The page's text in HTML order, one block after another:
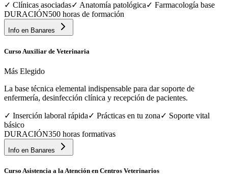
✓ Clínicas asociadas✓ Anatomía patológica✓ Farmacología base
DURACIÓN500 horas de formación
Info en Banares
Curso Auxiliar de Veterinaria
Más Elegido
La base técnica elemental indispensable para dar soporte de
enfermería, desinfección clínica y recepción de pacientes.
✓ Inserción laboral rápida✓ Prácticas en tu zona✓ Soporte vital
básico
DURACIÓN350 horas formativas
Info en Banares
Curso Asistencia a la Atención en Centros Veterinarios